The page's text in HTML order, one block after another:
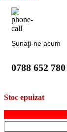
Sunaţi-ne acum
0788 652 780
Stoc epuizat